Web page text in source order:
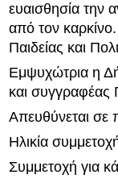
ευαισθησία την
από τον καρκίνο.
Παιδείας και
Εμψυχώτρια η
και συγγραφέας
Απευθύνεται σε
Ηλικία
Συμμετοχή για